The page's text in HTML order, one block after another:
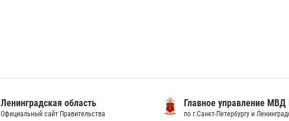
Ленинградская область
Официальный сайт Правительства
Главное управление МВД
по г.Санкт-Петербургу и